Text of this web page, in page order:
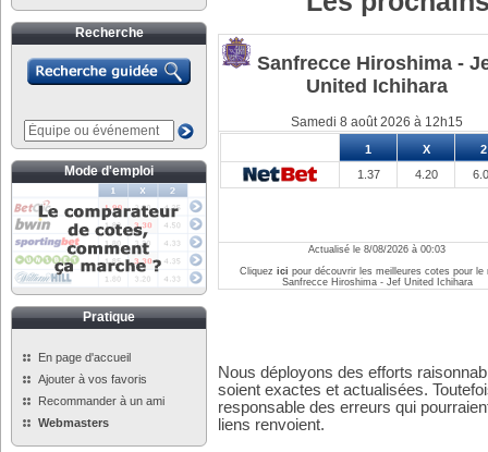
Recherche
Mode d'emploi
Pratique
En page d'accueil
Ajouter à vos favoris
Recommander à un ami
Webmasters
Sanfrecce Hiroshima -
United Ichihara
Samedi 8 août 2026 à 12h15
1 X
2
1.37
4.20
Actualisé le 8/08/2026 à 00:03
Cliquez ici pour découvrir les meilleures cotes pour le
Sanfrecce Hiroshima - Jef United Ichihara
Nous déployons des efforts
soient exactes et actualisées.
responsable des erreurs qui
liens renvoient.